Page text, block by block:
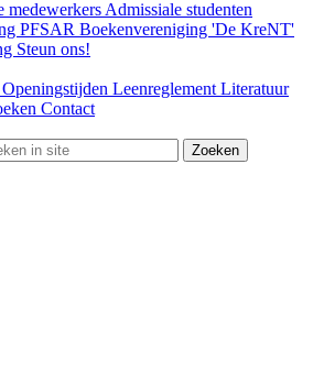
medewerkers Admissiale studenten
PFSAR Boekenvereniging 'De KreNT'
Steun ons!
Openingstijden Leenreglement Literatuur
Contact
Zoeken